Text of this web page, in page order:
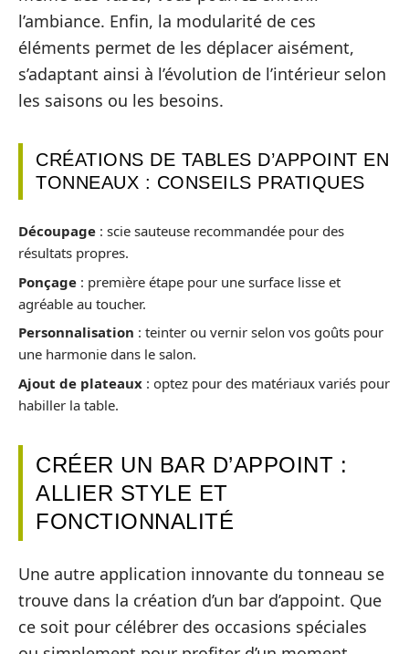
l’ambiance. Enfin, la modularité de ces
éléments permet de les déplacer aisément,
s’adaptant ainsi à l’évolution de l’intérieur selon
les saisons ou les besoins.
CRÉATIONS DE TABLES D’APPOINT EN
TONNEAUX : CONSEILS PRATIQUES
Découpage : scie sauteuse recommandée pour des
résultats propres.
Ponçage : première étape pour une surface lisse et
agréable au toucher.
Personnalisation : teinter ou vernir selon vos goûts pour
une harmonie dans le salon.
Ajout de plateaux : optez pour des matériaux variés pour
habiller la table.
CRÉER UN BAR D’APPOINT :
ALLIER STYLE ET
FONCTIONNALITÉ
Une autre application innovante du tonneau se
trouve dans la création d’un bar d’appoint. Que
ce soit pour célébrer des occasions spéciales